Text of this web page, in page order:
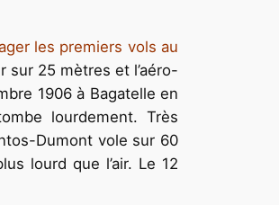
les premiers vols au
25 mètres et l’aéro-
1906 à Bagatelle en
lourdement. Très
Dumont vole sur 60
lourd que l’air. Le 12